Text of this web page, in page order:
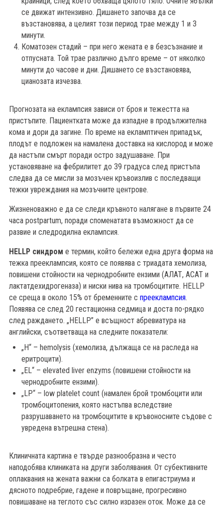
се движат интензивно. Дишането започва да се
възстановява, а целият този период трае между 1 и 3
минути.
Коматозен стадий – при него жената е в безсъзнание и
отпусната. Той трае различно дълго време – от няколко
минути до часове и дни. Дишането се възстановява,
цианозата изчезва.
Прогнозата на еклампсия зависи от броя и тежестта на
пристъпите. Пациентката може да изпадне в продължителна
кома и дори да загине. По време на екламптичен припадък,
плодът е подложен на намалена доставка на кислород и може
да настъпи смърт поради остро задушаване. При
установяване на фебрилитет до 39 градуса след пристъпа
следва да се мисли за мозъчен кръвоизлив с последващи
тежки увреждания на мозъчните центрове.
Жизненоважно е да се следи кръвното налягане в първите 24
часа postpartum, поради споменатата възможност да се
развие и следродилна еклампсия.
HELLP синдром е термин, който бележи една друга форма на
тежка прееклампсия, която се появява с триадата хемолиза,
повишени стойности на чернодробните ензими (АЛАТ, АСАТ и
лактатдехидрогеназа) и ниски нива на тромбоцитите. HELLP
се среща в около 15% от бременните с прееклампсия.
Появява се след 20 гестационна седмица и доста по-рядко
след раждането. „HELLP” е всъщност абревиатура на
английски, съответваща на следните показатели:
„H“ – hemolysis (хемолиза, дължаща се на раследа на
еритроцити).
„EL“ – elevated liver enzyms (повишени стойности на
чернодробните ензими).
„LP“ – low platelet count (намален брой тромбоцити или
тромбоцитопения, която настъпва вследствие
разрушаването на тромбоцитите в кръвоносните съдове с
увредена вътрешна стена).
Клиничната картина е твърде разнообразна и често
наподобява клиниката на други заболявания. От субективните
оплаквания на жената важни са болката в епигастриума и
дясното подребрие, гадене и повръщане, прогресивно
повишаване на теглото със силно изразен оток. Може да се